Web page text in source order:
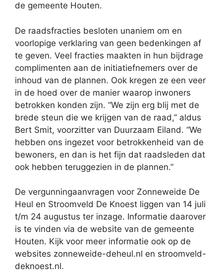
de gemeente Houten.
De raadsfracties besloten unaniem om en
voorlopige verklaring van geen bedenkingen af
te geven. Veel fracties maakten in hun bijdrage
complimenten aan de initiatiefnemers over de
inhoud van de plannen. Ook kregen ze een veer
in de hoed over de manier waarop inwoners
betrokken konden zijn. “We zijn erg blij met de
brede steun die we krijgen van de raad,” aldus
Bert Smit, voorzitter van Duurzaam Eiland. “We
hebben ons ingezet voor betrokkenheid van de
bewoners, en dan is het fijn dat raadsleden dat
ook hebben teruggezien in de plannen.”
De vergunningaanvragen voor Zonneweide De
Heul en Stroomveld De Knoest liggen van 14 juli
t/m 24 augustus ter inzage. Informatie daarover
is te vinden via de website van de gemeente
Houten. Kijk voor meer informatie ook op de
websites zonneweide-deheul.nl en stroomveld-
deknoest.nl.